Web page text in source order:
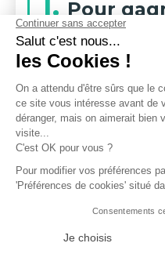
Pour
et de l'argent
Si vous n'avez pas
consacrer à
formation en ligne
apprendre
effet, si vous
position dans votre
vous pouvez suivre
pause déjeuner,
serait pas possible si
formation. Et pour